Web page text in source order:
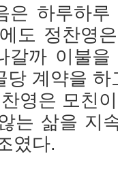
은 하루하
도 정찬영
갈까 이불
당 계약을
영은 모친
는 삶을 지
였다.